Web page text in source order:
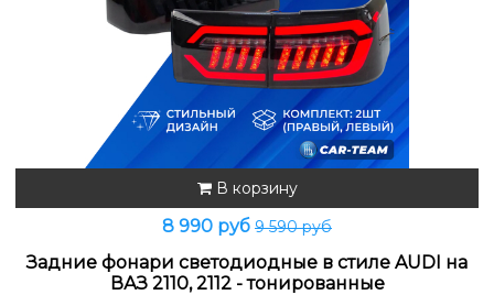
В корзину
8 990 руб 9 590 руб
Задние фонари светодиодные в стиле AUDI на
ВАЗ 2110, 2112 - тонированные